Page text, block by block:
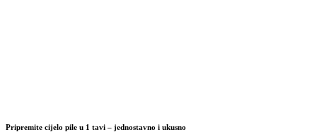
Pripremite cijelo pile u 1 tavi – jednostavno i ukusno